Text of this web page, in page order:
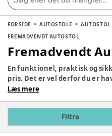
FORSIDE AUTOSTOLE
FREMADVENDT AUTOSTOL
Fremadvendt
En funktionel, praktisk og
pris. Det er vel derfor du er
Cybex autostole dig nemlig.
ønsker at dele dem med dig
sikkert og trygt, når I skal ud
lille. Se vores store udvalg af
Læs mere
Filtre